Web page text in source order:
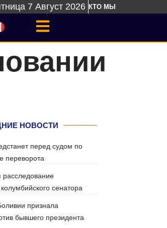
7 Август 2026 КТО МЫ
НОВОСТИ
перед судом по
переворота
расследование
сенатора
признала
бывшего президента